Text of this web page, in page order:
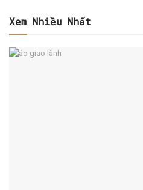
Xem Nhiều Nhất